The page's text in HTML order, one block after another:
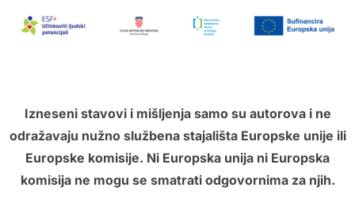
Izneseni stavovi i mišljenja samo su autorova i ne
odražavaju nužno službena stajališta Europske unije ili
Europske komisije. Ni Europska unija ni Europska
komisija ne mogu se smatrati odgovornima za njih.